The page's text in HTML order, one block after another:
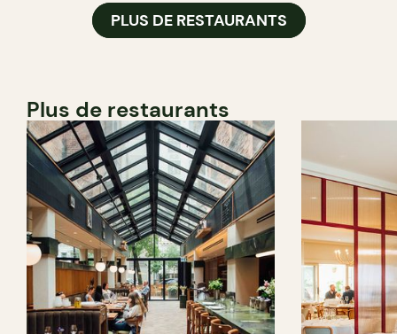
PLUS DE RESTAURANTS
Plus de restaurants